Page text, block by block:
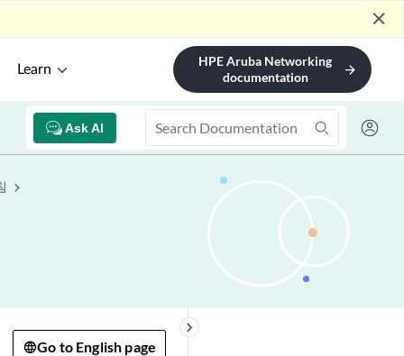
close
Learn
HPE Aruba Networking
documentation
arrow_forward
Ask AI
keyboard_arrow_right
Go to English page